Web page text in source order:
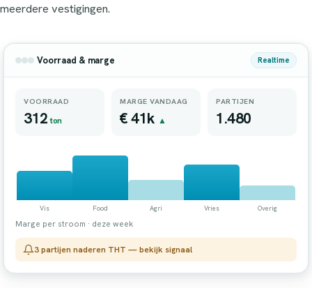
meerdere vestigingen.
Voorraad & marge Realtime
VOORRAAD
312ton
MARGE VANDAAG
€ 41k ▲
PARTIJEN
1.480
Marge per stroom · deze week
3 partijen naderen THT — bekijk signaal